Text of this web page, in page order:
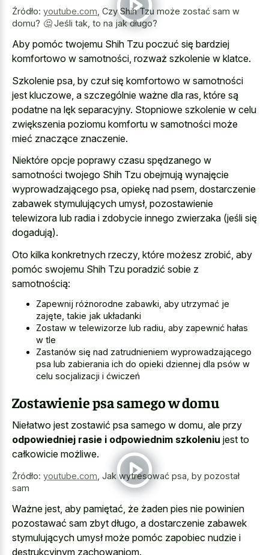
Źródło: youtube.com Czy Shih Tzu może zostać sam w
domu? 🤔 Jeśli tak, to na jak długo?
Aby pomóc twojemu Shih Tzu poczuć się bardziej
komfortowo w samotności, rozważ szkolenie w klatce.
Szkolenie psa, by czuł się komfortowo w samotności
jest kluczowe, a szczególnie ważne dla ras, które są
podatne na lęk separacyjny. Stopniowe szkolenie w celu
zwiększenia poziomu komfortu w samotności może
mieć znaczące znaczenie.
Niektóre opcje poprawy czasu spędzanego w
samotności twojego Shih Tzu obejmują wynajęcie
wyprowadzającego psa, opiekę nad psem, dostarczenie
zabawek stymulujących umysł, pozostawienie
telewizora lub radia i zdobycie innego zwierzaka (jeśli się
dogadują).
Oto kilka konkretnych rzeczy, które możesz zrobić, aby
pomóc swojemu Shih Tzu poradzić sobie z
samotnością:
Zapewnij różnorodne zabawki, aby utrzymać je
zajęte, takie jak układanki
Zostaw w telewizorze lub radiu, aby zapewnić hałas
w tle
Zastanów się nad zatrudnieniem wyprowadzającego
psa lub zabierania ich do opieki dziennej dla psów w
celu socjalizacji i ćwiczeń
Zostawienie psa samego w domu
Niełatwo jest zostawić psa samego w domu, ale przy
odpowiedniej rasie i odpowiednim szkoleniu jest to
całkowicie możliwe.
Źródło: youtube.com Jak wytresować psa, by pozostał
sam
Ważne jest, aby pamiętać, że żaden pies nie powinien
pozostawać sam zbyt długo, a dostarczenie zabawek
stymulujących umysł może pomóc zapobiec nudzie i
destrukcyjnym zachowaniom.